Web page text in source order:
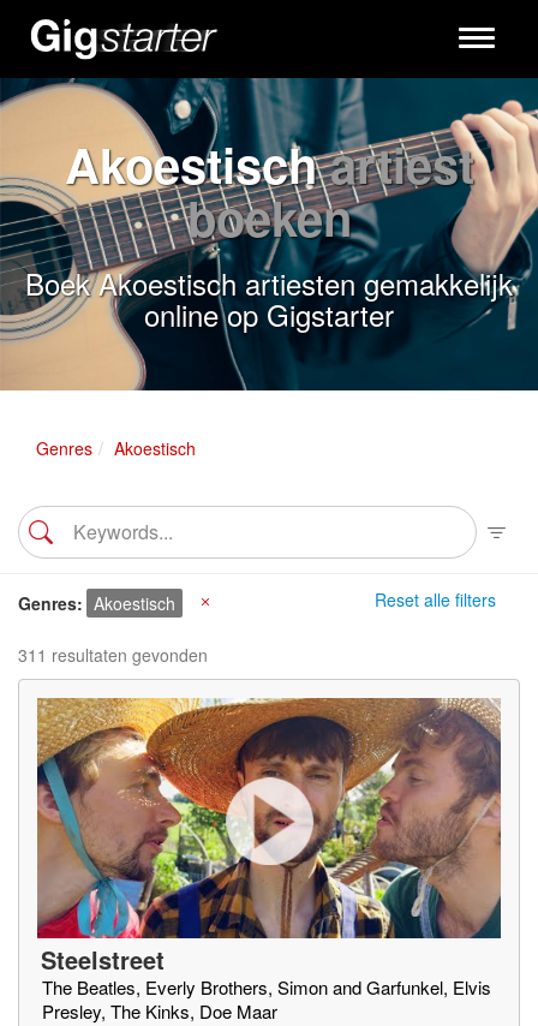
Toggle
Akoestischartiest
boeken
Boek Akoestisch artiesten gemakkelijk
online op Gigstarter
Genres Akoestisch
Reset alle filters
Genres Akoestisch
311 resultaten gevonden
Steelstreet
The Beatles, Everly Brothers, Simon and Garfunkel, Elvis
Presley, The Kinks, Doe Maar